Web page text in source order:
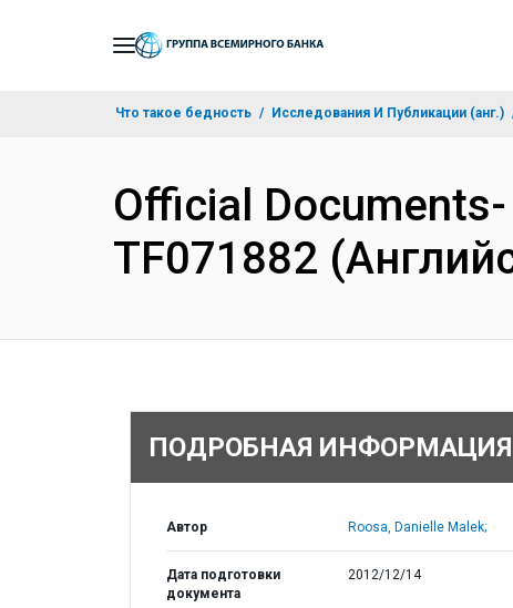
Что такое бедность Исследования И Публикации (анг.)
Official
TF071882
ПОДРОБНАЯ ИНФОРМАЦИЯ
Автор Roosa, Danielle Malek;
Дата подготовки
документа
2012/12/14